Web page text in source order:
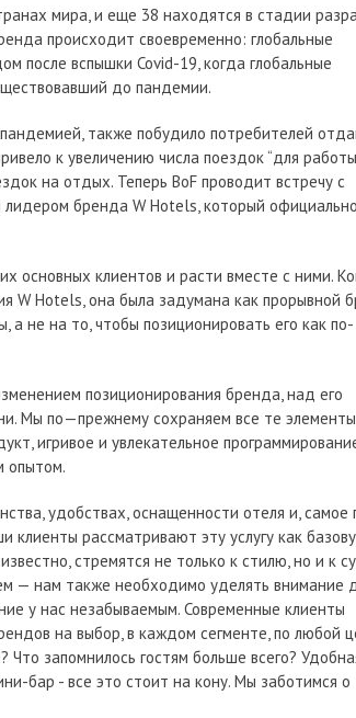
мира, и еще 38 находятся в стадии
происходит своевременно: глобальные
после вспышки Covid-19, когда глобальные
до пандемии.
также побудило потребителей
к увеличению числа поездок “для
на отдых. Теперь BoF проводит встречу с
бренда W Hotels, который официально
основных клиентов и расти вместе с ними.
W Hotels, она была задумана как прорывной
не на то, чтобы позиционировать его как по-
позиционирования бренда, над его
Мы по—прежнему сохраняем все те
игривое и увлекательное
опытом.
удобствах, оснащенности отеля и, самое
клиенты рассматривают эту услугу как
стремятся не только к стилю, но и к
— нам также необходимо уделять внимание
у нас незабываемым. Современные клиенты
на выбор, в каждом сегменте, по любой
запомнилось гостям больше всего?
бар - все это стоит на кону. Мы заботимся о